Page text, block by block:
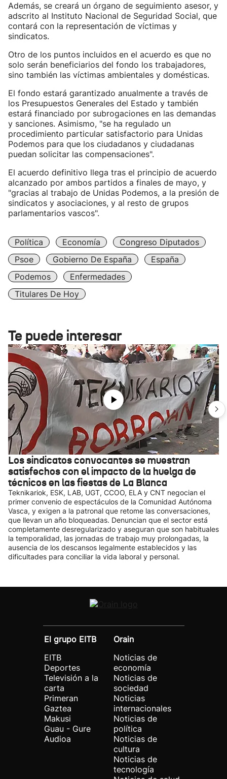
Además, se creará un órgano de seguimiento asesor, y
adscrito al Instituto Nacional de Seguridad Social, que
contará con la representación de víctimas y
sindicatos.
Otro de los puntos incluidos en el acuerdo es que no
solo serán beneficiarios del fondo los trabajadores,
sino también las víctimas ambientales y domésticas.
El fondo estará garantizado anualmente a través de
los Presupuestos Generales del Estado y también
estará financiado por subrogaciones en las demandas
y sanciones. Asimismo, "se ha regulado un
procedimiento particular satisfactorio para Unidas
Podemos para que los ciudadanos y ciudadanas
puedan solicitar las compensaciones".
El acuerdo definitivo llega tras el principio de acuerdo
alcanzado por ambos partidos a finales de mayo, y
"gracias al trabajo de Unidas Podemos, a la presión de
sindicatos y asociaciones, y al resto de grupos
parlamentarios vascos".
Política Economía
Congreso Diputados
Psoe
Gobierno De España
España
Podemos
Enfermedades
Titulares De Hoy
Te puede interesar
Los sindicatos convocantes se muestran
satisfechos con el impacto de la huelga de
técnicos en las fiestas de La Blanca
Teknikariok, ESK, LAB, UGT, CCOO, ELA y CNT negocian el
primer convenio de espectáculos de la Comunidad Autónoma
Vasca, y exigen a la patronal que retome las conversaciones,
que llevan un año bloqueadas. Denuncian que el sector está
completamente desregularizado y aseguran que son habituales
la temporalidad, las jornadas de trabajo muy prolongadas, la
ausencia de los descansos legalmente establecidos y las
dificultades para conciliar la vida laboral y personal.
El grupo EITB
EITB
Deportes
Televisión a la
carta
Primeran
Gaztea
Makusi
Guau - Gure
Audioa
Orain
Noticias de
economía
Noticias de
sociedad
Noticias
internacionales
Noticias de
política
Noticias de
cultura
Noticias de
tecnología